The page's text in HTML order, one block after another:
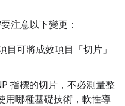
注意以下變更：
目可將成效項目「切片」
指標的切片，不必測量整
用哪種基礎技術，軟性導